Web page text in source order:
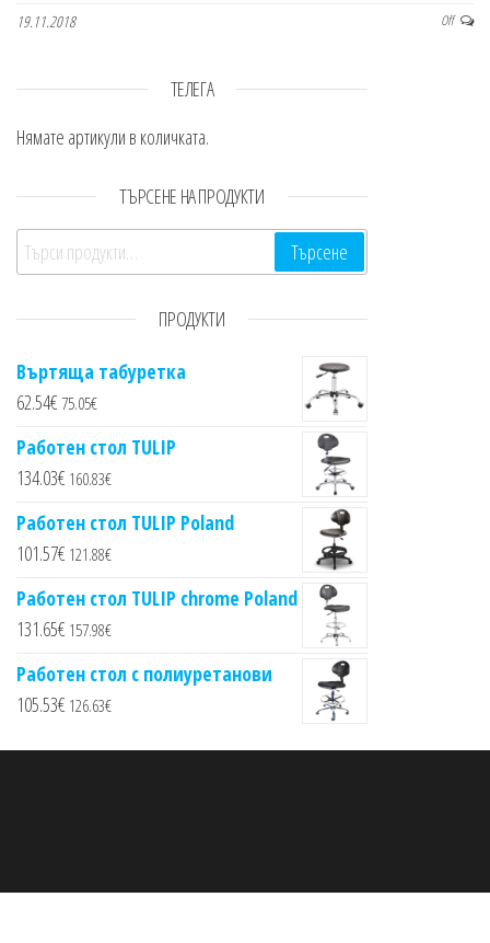
19.11.2018 Off
ТЕЛЕГА
Нямате артикули в количката.
ТЪРСЕНЕ НА ПРОДУКТИ
Търсене за:
Търсене
ПРОДУКТИ
Въртяща табуретка
62.54€ 75.05€
Работен стол TULIP
134.03€ 160.83€
Работен стол TULIP Poland
101.57€ 121.88€
Работен стол TULIP chrome Poland
131.65€ 157.98€
Работен стол с полиуретанови
105.53€ 126.63€